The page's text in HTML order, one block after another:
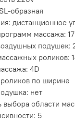
образная
дистанционное
массажа: 17
подушек:
роликов:
4D
по ширине
нет
области
5